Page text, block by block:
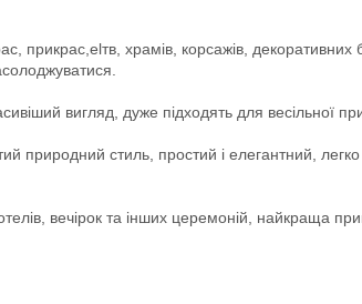
прикрас,elтв, храмів, корсажів,
вигляд, дуже підходять для весільної
природний стиль, простий і елегантний,
вечірок та інших церемоній, найкраща